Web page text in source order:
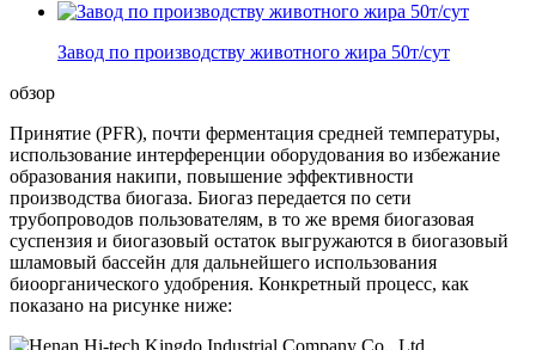
Завод по производству животного жира 50т/сут
обзор
Принятие (PFR), почти ферментация средней температуры,
использование интерференции оборудования во избежание
образования накипи, повышение эффективности
производства биогаза. Биогаз передается по сети
трубопроводов пользователям, в то же время биогазовая
суспензия и биогазовый остаток выгружаются в биогазовый
шламовый бассейн для дальнейшего использования
биоорганического удобрения. Конкретный процесс, как
показано на рисунке ниже: